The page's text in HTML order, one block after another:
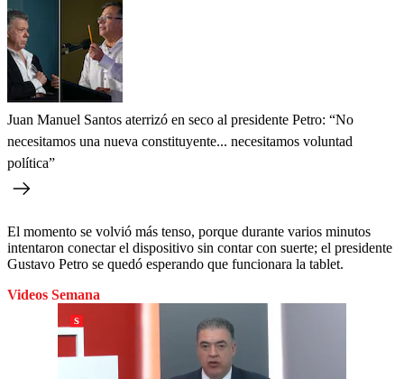
Juan Manuel Santos aterrizó en seco al presidente Petro: “No
necesitamos una nueva constituyente... necesitamos voluntad
política”
El momento se volvió más tenso, porque durante varios minutos
intentaron conectar el dispositivo sin contar con suerte; el presidente
Gustavo Petro se quedó esperando que funcionara la tablet.
Videos Semana